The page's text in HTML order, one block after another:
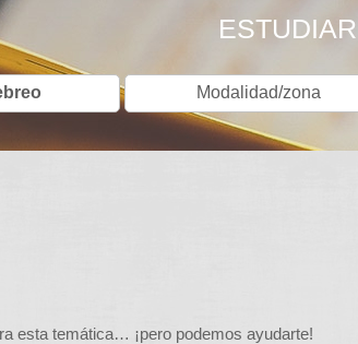
Modalidad/zona
esta temática… ¡pero podemos ayudarte!